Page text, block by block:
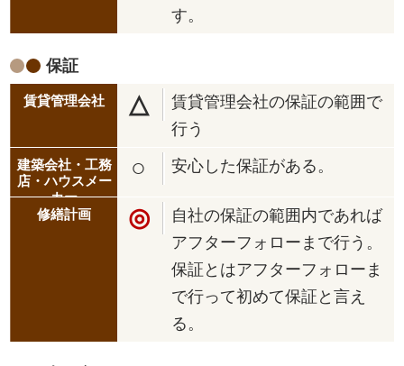
す。
保証
△
賃貸管理会社の保証の範囲で
行う
○ 安心した保証がある。
◎
自社の保証の範囲内であれば
アフターフォローまで行う。
保証とはアフターフォローま
で行って初めて保証と言え
る。